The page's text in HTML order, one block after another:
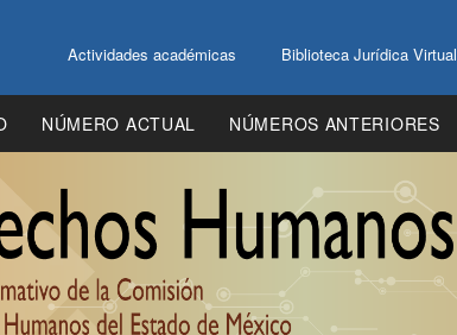
Actividades académicas Biblioteca Jurídica Virtual
NÚMERO ACTUAL NÚMEROS ANTERIORES